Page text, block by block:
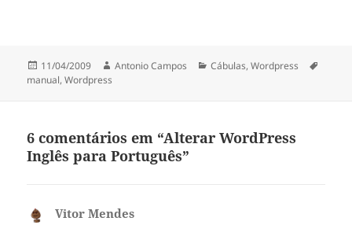
alterar todos os…
Publicado
a
11/04/2009 Autor
Antonio Campos Categorias
Cábulas,Wordpress
manual,Wordpress
6 comentários em “Alterar WordPress
Inglês para Português”
Vitor Mendes